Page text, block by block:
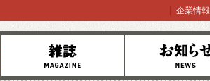
企業情報